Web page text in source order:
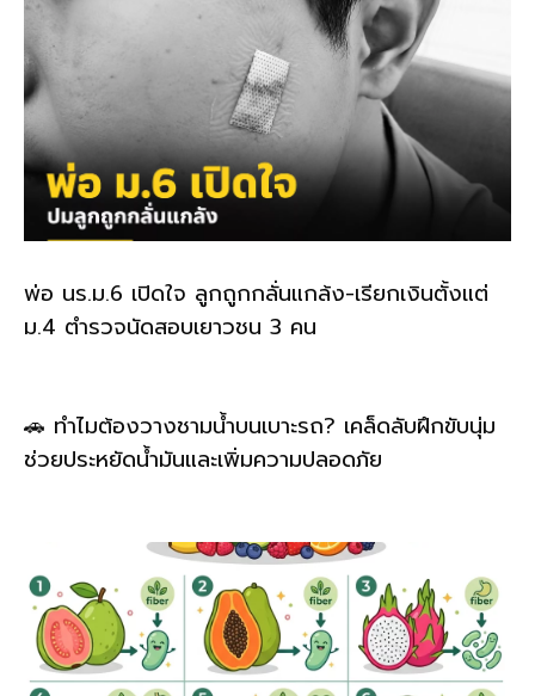
พ่อ นร.ม.6 เปิดใจ ลูกถูกกลั่นแกล้ง-เรียกเงินตั้งแต่
ม.4 ตำรวจนัดสอบเยาวชน 3 คน
🚗 ทำไมต้องวางชามน้ำบนเบาะรถ? เคล็ดลับฝึกขับนุ่ม
ช่วยประหยัดน้ำมันและเพิ่มความปลอดภัย